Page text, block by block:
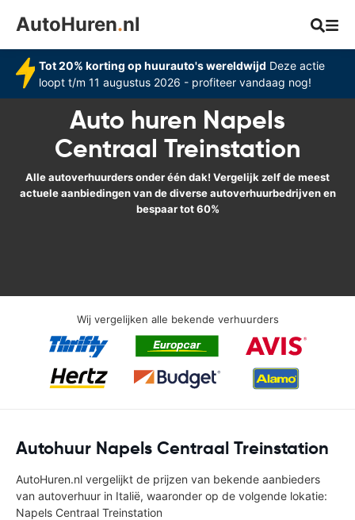
AutoHuren.nl
Tot 20% korting op huurauto's wereldwijd Deze actie
loopt t/m 11 augustus 2026 - profiteer vandaag nog!
Auto huren Napels
Centraal Treinstation
Alle autoverhuurders onder één dak! Vergelijk zelf de meest
actuele aanbiedingen van de diverse autoverhuurbedrijven en
bespaar tot 60%
Wij vergelijken alle bekende verhuurders
Autohuur Napels Centraal Treinstation
AutoHuren.nl vergelijkt de prijzen van bekende aanbieders
van autoverhuur in Italië, waaronder op de volgende lokatie:
Napels Centraal Treinstation